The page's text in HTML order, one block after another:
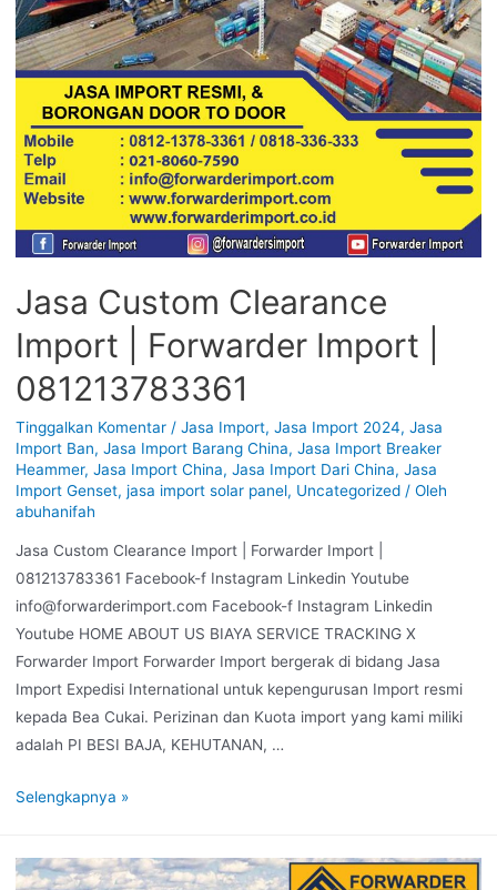
Jasa Custom Clearance
Import | Forwarder Import |
081213783361
Tinggalkan Komentar / Jasa Import, Jasa Import 2024, Jasa
Import Ban, Jasa Import Barang China, Jasa Import Breaker
Heammer, Jasa Import China, Jasa Import Dari China, Jasa
Import Genset, jasa import solar panel, Uncategorized/ Oleh
abuhanifah
Jasa Custom Clearance Import | Forwarder Import |
081213783361 Facebook-f Instagram Linkedin Youtube
info@forwarderimport.com Facebook-f Instagram Linkedin
Youtube HOME ABOUT US BIAYA SERVICE TRACKING X
Forwarder Import Forwarder Import bergerak di bidang Jasa
Import Expedisi International untuk kepengurusan Import resmi
kepada Bea Cukai. Perizinan dan Kuota import yang kami miliki
adalah PI BESI BAJA, KEHUTANAN, …
Selengkapnya »